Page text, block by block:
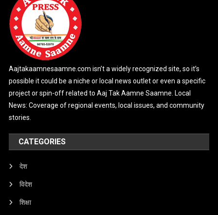
Aajtakaamnesaamne.com isn’t a widely recognized site, so it’s
possible it could be a niche or local news outlet or even a specific
project or spin-off related to Aaj Tak Aamne Saamne. Local
News: Coverage of regional events, local issues, and community
stories.
CATEGORIES
देश
विदेश
शिक्षा